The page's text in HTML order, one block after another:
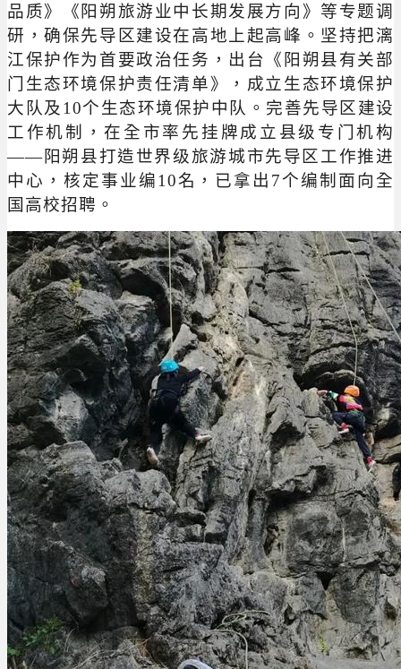
品质》《阳朔旅游业中长期发展方向》等专题调
研，确保先导区建设在高地上起高峰。坚持把漓
江保护作为首要政治任务，出台《阳朔县有关部
门生态环境保护责任清单》，成立生态环境保护
大队及10个生态环境保护中队。完善先导区建设
工作机制，在全市率先挂牌成立县级专门机构
——阳朔县打造世界级旅游城市先导区工作推进
中心，核定事业编10名，已拿出7个编制面向全
国高校招聘。